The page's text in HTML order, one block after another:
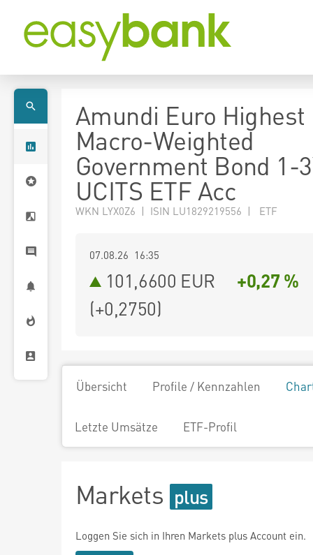
Amundi Euro Highest
Macro-Weighted
Government Bond 1-
UCITS ETF Acc
WKN LYX0Z6 | ISIN LU1829219556 | ETF
07.08.26 16:35
101,6600 EUR
+0,27 %
(+0,2750)
Übersicht Profile / Kennzahlen
Letzte Umsätze ETF-Profil
Markets
Loggen Sie sich in Ihren Markets plus Account ein.